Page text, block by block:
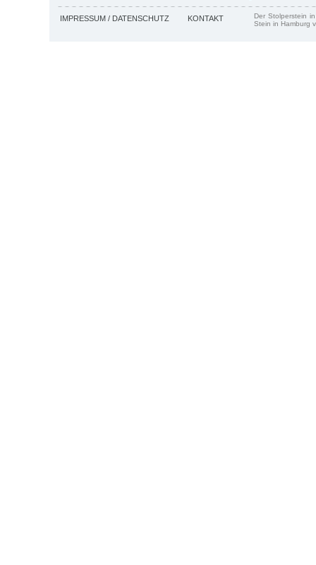
IMPRESSUM / DATENSCHUTZ KONTAKT
Der Stolperstein
Stein in Hamburg